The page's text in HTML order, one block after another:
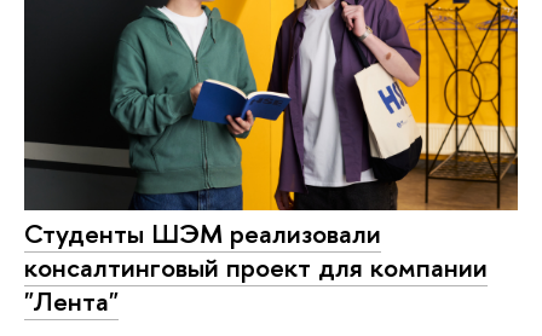
Студенты ШЭМ реализовали
консалтинговый проект для компании
"Лента"